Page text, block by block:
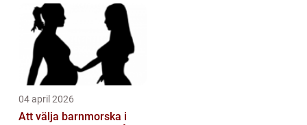
04 april 2026
Att välja barnmorska i